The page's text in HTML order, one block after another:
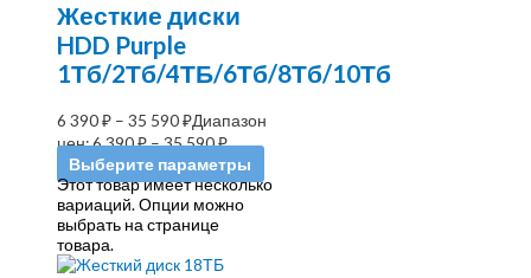
Жесткие диски
HDD Purple
1Тб/2Тб/4ТБ/6Тб/8Тб/10Тб
6 390₽ – 35 590₽Диапазон
цен: 6 390 ₽ – 35 590 ₽
Выберите параметры
Этот товар имеет несколько
вариаций. Опции можно
выбрать на странице
товара.